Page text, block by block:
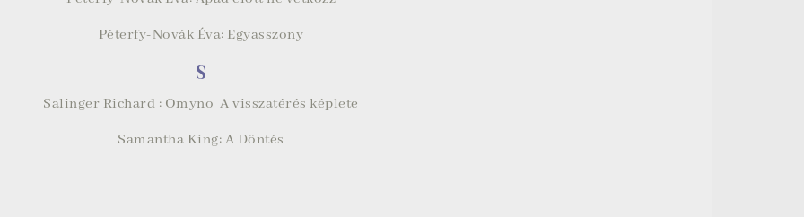
Péterfy-Novák Éva: Egyasszony
S
Salinger Richard : Omyno A visszatérés képlete
Samantha King: A Döntés